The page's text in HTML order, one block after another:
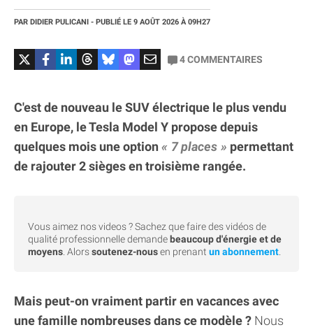
PAR DIDIER PULICANI - PUBLIÉ LE 9 AOÛT 2026 À 09H27
4COMMENTAIRES
C'est de nouveau le SUV électrique le plus vendu
en Europe, le Tesla Model Y propose depuis
quelques mois une option
7 places
permettant
de rajouter 2 sièges en troisième rangée.
Vous aimez nos videos ? Sachez que faire des vidéos de
qualité professionnelle demande beaucoup d'énergie et de
moyens. Alorssoutenez-nousen prenant un abonnement.
Mais peut-on vraiment partir en vacances avec
une famille nombreuses dans ce modèle ? Nous